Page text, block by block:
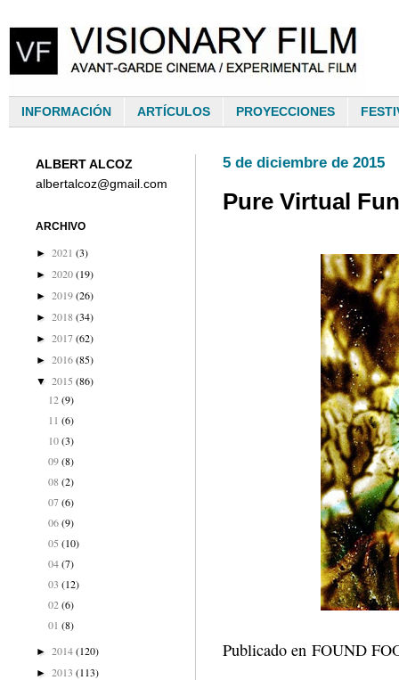
INFORMACIÓN ARTÍCULOS PROYECCIONES
5 de diciembre de 2015
Pure Virtual
Publicado en FOUND
ALBERT ALCOZ
albertalcoz@gmail.com
ARCHIVO
► 2021 (3)
► 2020(19)
► 2019(26)
► 2018(34)
► 2017(62)
► 2016(85)
▼ 2015 (86)
12 (9)
11 (6)
10 (3)
09 (8)
08 (2)
07 (6)
06 (9)
05 (10)
04 (7)
03 (12)
02 (6)
01 (8)
► 2014(120)
► 2013 (113)